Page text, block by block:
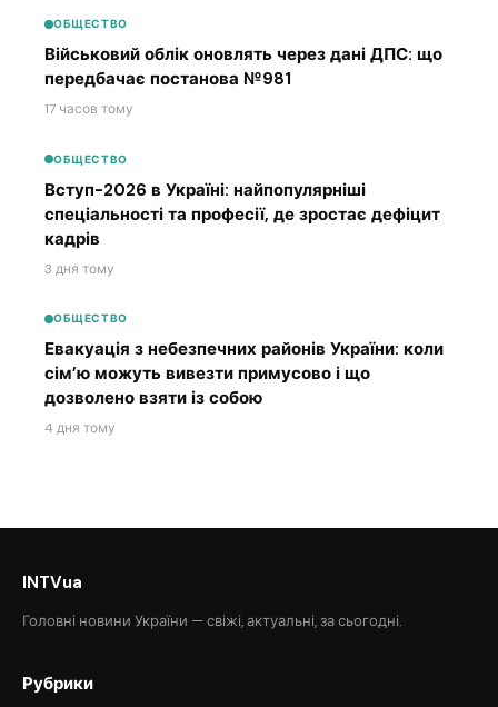
ОБЩЕСТВО
Військовий облік оновлять через дані ДПС: що
передбачає постанова №981
17 часов тому
ОБЩЕСТВО
Вступ-2026 в Україні: найпопулярніші
спеціальності та професії, де зростає дефіцит
кадрів
3 дня тому
ОБЩЕСТВО
Евакуація з небезпечних районів України: коли
сім’ю можуть вивезти примусово і що
дозволено взяти із собою
4 дня тому
INTVua
Головні новини України — свіжі, актуальні, за сьогодні.
Рубрики